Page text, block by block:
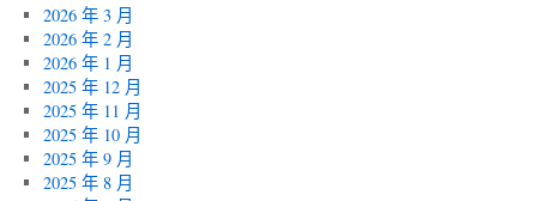
2026 年 3 月
2026 年 2 月
2026 年 1 月
2025 年 12 月
2025 年 11 月
2025 年 10 月
2025 年 9 月
2025 年 8 月